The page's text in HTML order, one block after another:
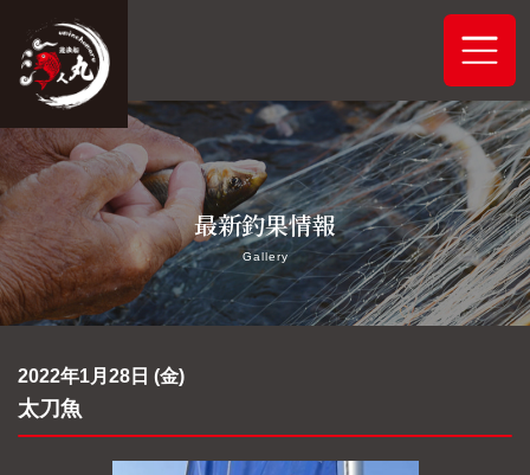
ホーム
システムご案内
最新釣果情報
船舶概要
最新釣果情報
Gallery
2022年1月28日 (金)
太刀魚